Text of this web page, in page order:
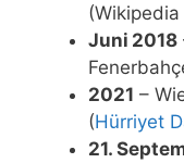
Juni 2018
2021 –
(Hürriyet
21.